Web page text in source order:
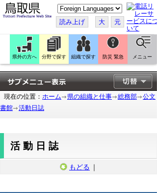
こ
の
ペ
ー
ジ
翻
訳
す
る
読み上げ 大 元
県外の方へ 分野で探す 組織で探す 防災 緊急 メニュー
現在の位置： ホーム 県の組織と仕事 総務部
公文
書館
活動日誌
活動日誌
もどる ｜